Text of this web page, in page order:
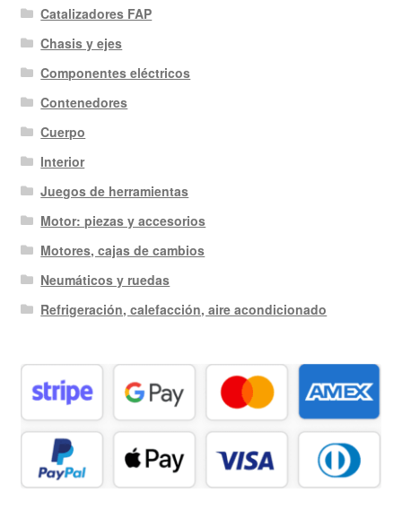
Catalizadores FAP
Chasis y ejes
Componentes eléctricos
Contenedores
Cuerpo
Interior
Juegos de herramientas
Motor: piezas y accesorios
Motores, cajas de cambios
Neumáticos y ruedas
Refrigeración, calefacción, aire acondicionado